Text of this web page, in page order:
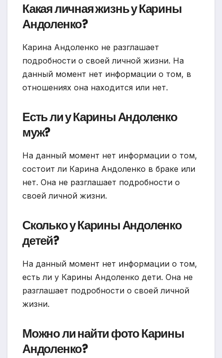
Какая личная жизнь у Карины
Андоленко?
Карина Андоленко не разглашает
подробности о своей личной жизни. На
данный момент нет информации о том, в
отношениях она находится или нет.
Есть ли у Карины Андоленко
муж?
На данный момент нет информации о том,
состоит ли Карина Андоленко в браке или
нет. Она не разглашает подробности о
своей личной жизни.
Сколько у Карины Андоленко
детей?
На данный момент нет информации о том,
есть ли у Карины Андоленко дети. Она не
разглашает подробности о своей личной
жизни.
Можно ли найти фото Карины
Андоленко?